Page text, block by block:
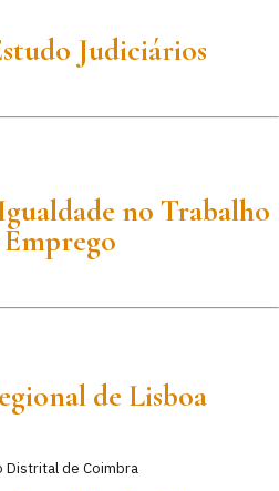
Judiciários
no Trabalho
de Lisboa